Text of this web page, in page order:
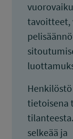
tavoitteet,
tietoisena
selkeää ja